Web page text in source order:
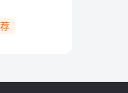
在哪